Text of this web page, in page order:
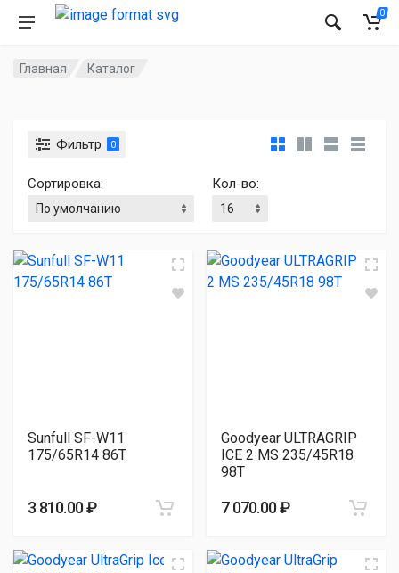
0
Главная Каталог
Фильтр 0
Сортировка: Кол-во:
Sunfull SF-W11
175/65R14 86T
3 810.00 ₽
Goodyear ULTRAGRIP
ICE 2 MS 235/45R18
98T
7 070.00 ₽